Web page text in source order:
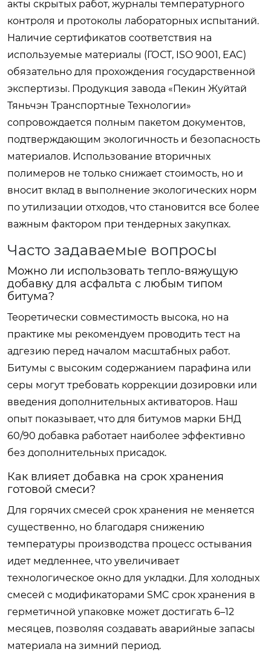
акты скрытых работ, журналы температурного
контроля и протоколы лабораторных испытаний.
Наличие сертификатов соответствия на
используемые материалы (ГОСТ, ISO 9001, EAC)
обязательно для прохождения государственной
экспертизы. Продукция завода «Пекин Жуйтай
Тяньчэн Транспортные Технологии»
сопровождается полным пакетом документов,
подтверждающим экологичность и безопасность
материалов. Использование вторичных
полимеров не только снижает стоимость, но и
вносит вклад в выполнение экологических норм
по утилизации отходов, что становится все более
важным фактором при тендерных закупках.
Часто задаваемые вопросы
Можно ли использовать тепло-вяжущую
добавку для асфальта с любым типом
битума?
Теоретически совместимость высока, но на
практике мы рекомендуем проводить тест на
адгезию перед началом масштабных работ.
Битумы с высоким содержанием парафина или
серы могут требовать коррекции дозировки или
введения дополнительных активаторов. Наш
опыт показывает, что для битумов марки БНД
60/90 добавка работает наиболее эффективно
без дополнительных присадок.
Как влияет добавка на срок хранения
готовой смеси?
Для горячих смесей срок хранения не меняется
существенно, но благодаря снижению
температуры производства процесс остывания
идет медленнее, что увеличивает
технологическое окно для укладки. Для холодных
смесей с модификаторами SMC срок хранения в
герметичной упаковке может достигать 6–12
месяцев, позволяя создавать аварийные запасы
материала на зимний период.